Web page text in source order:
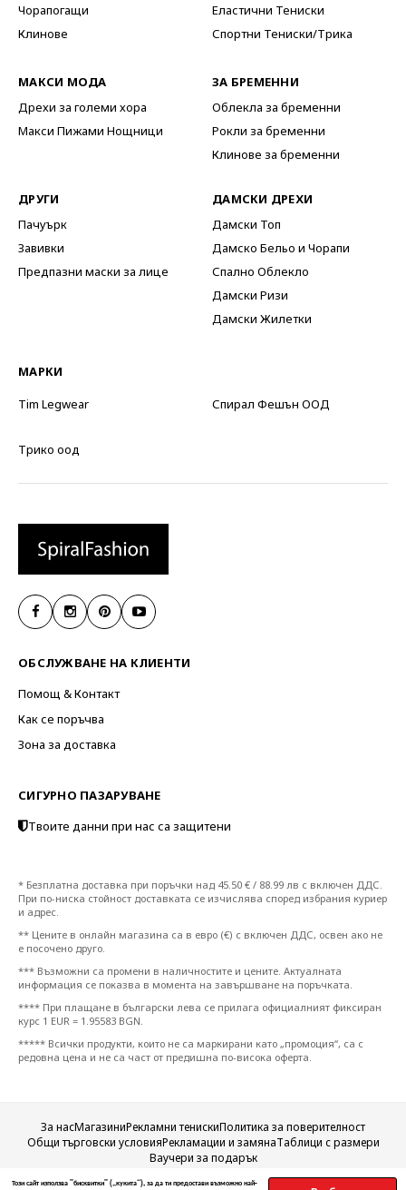
Този сайт използва "бисквитки" („кукита“), за да ти предостави възможно най-
Чорапогащи
Клинове
МАКСИ МОДА
Дрехи за големи хора
Макси Пижами Нощници
Еластични Тениски
Спортни Тениски/Трика
ЗА БРЕМЕННИ
Облекла за бременни
Рокли за бременни
Клинове за бременни
ДРУГИ
Пачуърк
Завивки
Предпазни маски за лице
ДАМСКИ ДРЕХИ
Дамски Топ
Дамско Бельо и Чорапи
Спално Облекло
Дамски Ризи
Дамски Жилетки
МАРКИ
Tim Legwear
Спирал Фешън ООД
Трико оод
ОБСЛУЖВАНЕ НА КЛИЕНТИ
Помощ & Контакт
Как се поръчва
Зона за доставка
СИГУРНО ПАЗАРУВАНЕ
Твоите данни при нас са защитени
* Безплатна доставка при поръчки над 45.50 € / 88.99 лв с включен ДДС.
При по-ниска стойност доставката се изчислява според избрания куриер
и адрес.
** Цените в онлайн магазина са в евро (€) с включен ДДС, освен ако не
е посочено друго.
*** Възможни са промени в наличностите и цените. Актуалната
информация се показва в момента на завършване на поръчката.
**** При плащане в български лева се прилага официалният фиксиран
курс 1 EUR = 1.95583 BGN.
***** Всички продукти, които не са маркирани като „промоция“, са с
редовна цена и не са част от предишна по-висока оферта.
За насМагазиниРекламни тенискиПолитика за поверителност
Общи търговски условияРекламации и замянаТаблици с размери
Ваучери за подарък
© 2009–2026 SpiralFashion.com. Всички права запазени.